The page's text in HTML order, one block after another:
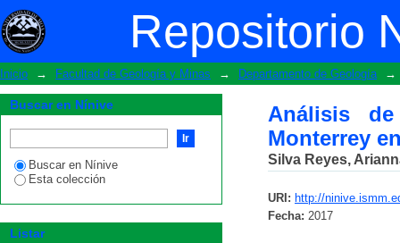
Repositorio
Análisis de la vulnerabilidad
Moa.
Inicio → Facultad de Geología y Minas → Departamento de Geología →
Análisis
Monterrey
Silva Reyes,
URI: http://
Fecha: 2017
Buscar en Nínive
Buscar en Nínive
Esta colección
Listar